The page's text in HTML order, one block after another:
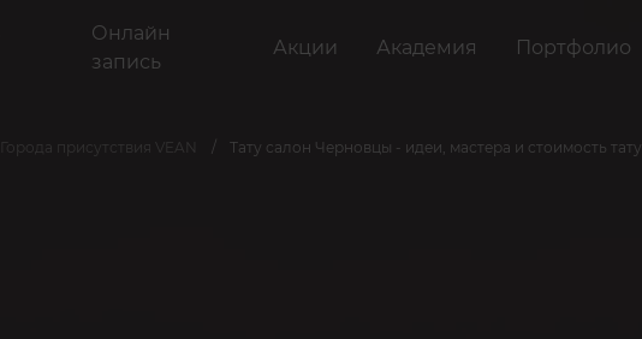
Онлайн
запись
Акции Академия Портфолио
Города присутствия VEAN Тату салон Черновцы - идеи, мастера и стоимость тату